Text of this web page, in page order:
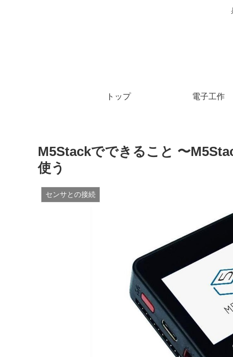
トップ 電子工作
M5Stackでできること 〜
使う
センサとの接続